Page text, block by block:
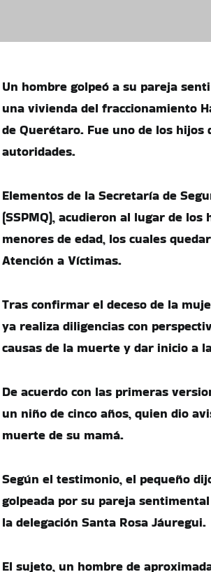
Un hombre golpeó a su pareja
una vivienda del fraccionamiento
de Querétaro. Fue uno de los
autoridades.
Elementos de la Secretaría de
(SSPMQ), acudieron al lugar de
menores de edad, los cuales
Atención a Víctimas.
Tras confirmar el deceso de la
ya realiza diligencias con
causas de la muerte y dar inicio a
De acuerdo con las primeras
un niño de cinco años, quien dio
muerte de su mamá.
Según el testimonio, el pequeño
golpeada por su pareja
la delegación Santa Rosa Jáuregui.
El sujeto, un hombre de